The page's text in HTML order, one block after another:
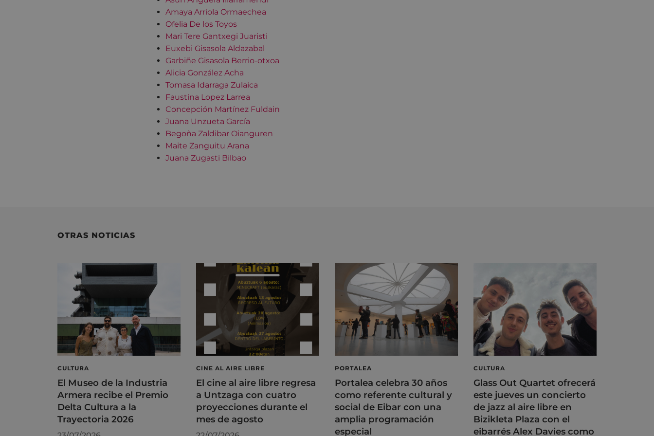
Amaya Arriola Ormaechea
Ofelia De los Toyos
Mari Tere Gantxegi Juaristi
Euxebi Gisasola Aldazabal
Garbiñe Gisasola Berrio-otxoa
Alicia González Acha
Tomasa Idarraga Zulaica
Faustina Lopez Larrea
Concepción Martínez Fuldain
Juana Unzueta García
Begoña Zaldibar Oianguren
Maite Zanguitu Arana
Juana Zugasti Bilbao
OTRAS NOTICIAS
CULTURA
El Museo de la Industria
Armera recibe el Premio
Delta Cultura a la
Trayectoria 2026
CINE AL AIRE LIBRE
El cine al aire libre regresa
a Untzaga con cuatro
proyecciones durante el
mes de agosto
PORTALEA
Portalea celebra 30 años
como referente cultural y
social de Eibar con una
amplia programación
especial
CULTURA
Glass Out Quartet ofrecerá
este jueves un concierto
de jazz al aire libre en
Bizikleta Plaza con el
eibarrés Alex Davies como